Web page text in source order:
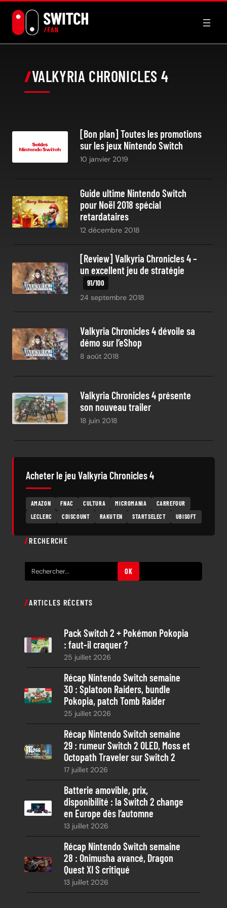
contenu
VALKYRIA CHRONICLES 4
[Bon plan] Toutes les promotions
sur les jeux Nintendo Switch
10 janvier 2019
Guide ultime Nintendo Switch
pour Noël 2018 spécial
retardataires
12 décembre 2018
[Review] Valkyria Chronicles 4 –
un excellent jeu de stratégie
24 septembre 2018
Valkyria Chronicles 4 dévoile sa
démo sur l’eShop
8 août 2018
Valkyria Chronicles 4 présente
son nouveau trailer
18 juin 2018
Acheter le jeu Valkyria Chronicles 4
AMAZON FNAC CULTURA MICROMANIA
CARREFOUR
LECLERC
CDISCOUNT RAKUTEN STARTSELECT UBISOFT
RECHERCHE
e
h
OK
ARTICLES RÉCENTS
Pack Switch 2 + Pokémon Pokopia
: faut-il craquer ?
25 juillet 2026
Récap Nintendo Switch semaine
30 : Splatoon Raiders, bundle
Pokopia, patch Tomb Raider
25 juillet 2026
Récap Nintendo Switch semaine
29 : rumeur Switch 2 OLED, Moss et
Octopath Traveler sur Switch 2
17 juillet 2026
Batterie amovible, prix,
disponibilité : la Switch 2 change
en Europe dès l’automne
13 juillet 2026
Récap Nintendo Switch semaine
28 : Onimusha avancé, Dragon
Quest XI S critiqué
13 juillet 2026